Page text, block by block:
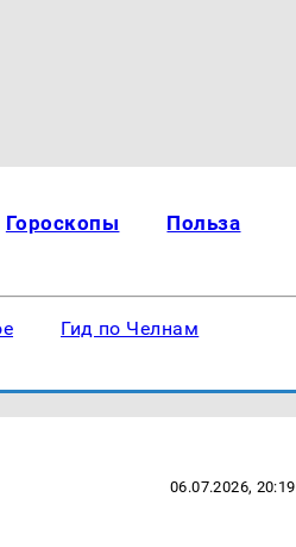
Гороскопы Польза
Гид по Челнам
06.07.2026, 20:19